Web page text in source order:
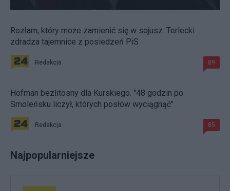
Rozłam, który może zamienić się w sojusz. Terlecki
zdradza tajemnice z posiedzeń PiS
Redakcja 89
Hofman bezlitosny dla Kurskiego. "48 godzin po
Smoleńsku liczył, których posłów wyciągnąć"
Redakcja 85
Najpopularniejsze